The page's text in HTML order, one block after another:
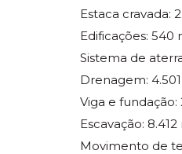
Estaca cravada:
Edificações: 540
Sistema de
Drenagem:
Viga e fundação:
Escavação: 8.412
Movimento de